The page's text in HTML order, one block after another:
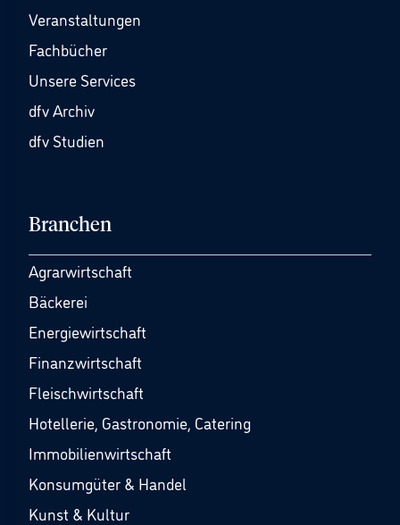
Veranstaltungen
Fachbücher
Unsere Services
dfv Archiv
dfv Studien
Branchen
Agrarwirtschaft
Bäckerei
Energiewirtschaft
Finanzwirtschaft
Fleischwirtschaft
Hotellerie, Gastronomie, Catering
Immobilienwirtschaft
Konsumgüter & Handel
Kunst & Kultur